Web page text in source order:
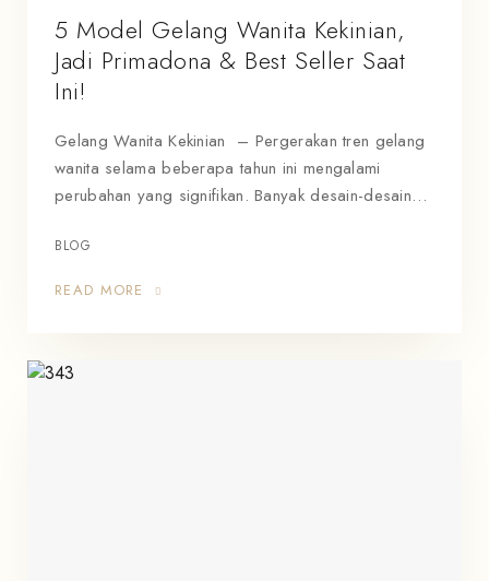
5 Model Gelang Wanita Kekinian,
Jadi Primadona & Best Seller Saat
Ini!
Gelang Wanita Kekinian – Pergerakan tren gelang
wanita selama beberapa tahun ini mengalami
perubahan yang signifikan. Banyak desain-desain…
BLOG
READ MORE